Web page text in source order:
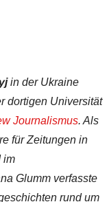
in der Ukraine
dortigen Universität
Journalismus. Als
für Zeitungen in
im
Glumm verfasste
rund um